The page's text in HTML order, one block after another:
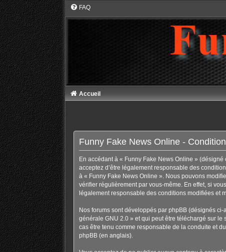
FAQ
Accueil
Funny Fake News Online -
En accédant à « Funny Fake News Online »
acceptez d’être légalement responsable des
à « Funny Fake News Online ». Nous pouvons
vérifier régulièrement par vous-même. En effet, si
légalement responsable des conditions modifiées et
Nos forums sont développés par phpBB (désignés
générale GNU 2.0» et qui peut être téléchargé sur le
cas être tenu comme responsable de la conduite et
phpBB(en anglais).